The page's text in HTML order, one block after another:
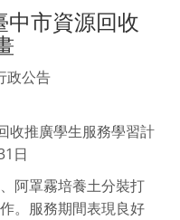
中市資源回收
政公告
收推廣學生服務學習計
日
阿罩霧培養土分裝打
。服務期間表現良好